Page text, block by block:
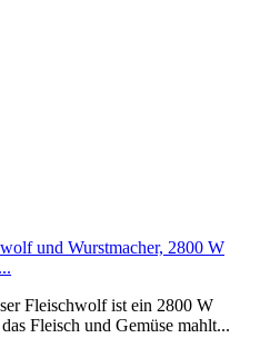
und Wurstmacher, 2800 W
Fleischwolf ist ein 2800 W
Fleisch und Gemüse mahlt...